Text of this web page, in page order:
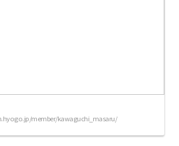
member/kawaguchi_masaru/